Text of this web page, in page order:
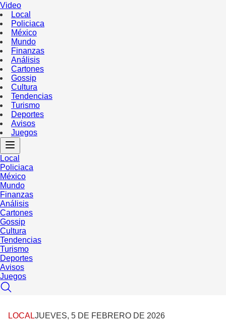
Video
Local
Policiaca
México
Mundo
Finanzas
Análisis
Cartones
Gossip
Cultura
Tendencias
Turismo
Deportes
Avisos
Juegos
Local
Policiaca
México
Mundo
Finanzas
Análisis
Cartones
Gossip
Cultura
Tendencias
Turismo
Deportes
Avisos
Juegos
LOCALJUEVES, 5 DE FEBRERO DE 2026